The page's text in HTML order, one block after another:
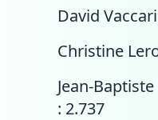
David
Christine
Jean-
: 2.737